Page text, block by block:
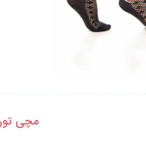
مچی